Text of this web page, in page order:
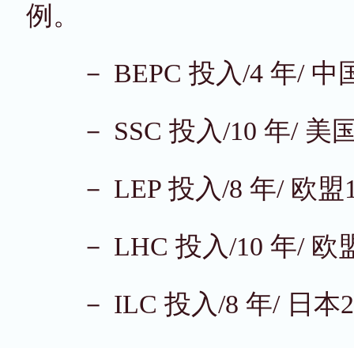
例。
－ BEPC 投入/4 年/ 中国
－ SSC 投入/10 年/ 美国
－ LEP 投入/8 年/ 欧盟
－ LHC 投入/10 年/ 欧盟
－ ILC 投入/8 年/ 日本